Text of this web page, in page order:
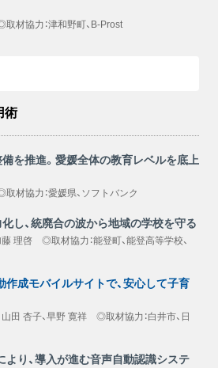
材協力：津和野町、B-Prost
術
を推進。愛媛全体の教育レベルを底上
材協力：愛媛県、ソフトバンク
し、統廃合の波から地域の学校を守る
藤 理啓 ◎取材協力：能登町、能登高等学校、
作成モバイルサイトで、安心して子育
山田 杏子、早野 寛祥 ◎取材協力：白井市、日
より、導入が進む音声自動認識システ